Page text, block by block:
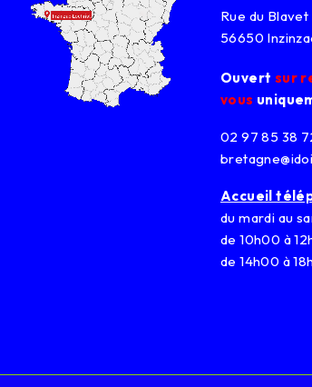
Rue du
56650
Ouvert sur
vous
02 97 85 38
Accueil
du mardi au
de 10h00 à
de 14h00 à